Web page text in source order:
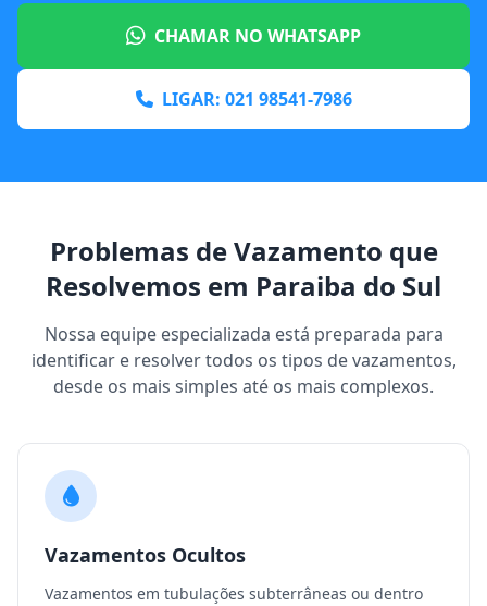
CHAMAR NO WHATSAPP
LIGAR: 021 98541-7986
Problemas de Vazamento que
Resolvemos em Paraiba do Sul
Nossa equipe especializada está preparada para
identificar e resolver todos os tipos de vazamentos,
desde os mais simples até os mais complexos.
Vazamentos Ocultos
Vazamentos em tubulações subterrâneas ou dentro